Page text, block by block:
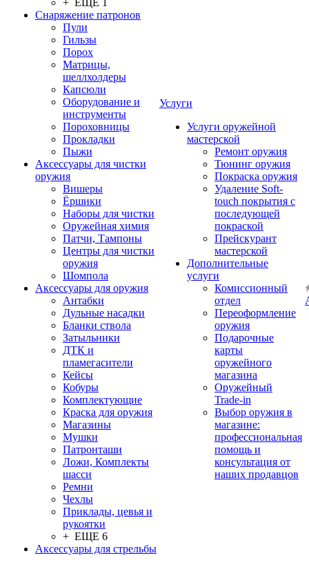
+ ЕЩЕ 1
Снаряжение патронов
Пули
Гильзы
Порох
Матрицы,
шеллхолдеры
Капсюли
Оборудование и
инструменты
Пороховницы
Прокладки
Пыжи
Аксессуары для чистки
оружия
Вишеры
Ёршики
Наборы для чистки
Оружейная химия
Патчи, Тампоны
Центры для чистки
оружия
Шомпола
Аксессуары для оружия
Антабки
Дульные насадки
Бланки ствола
Затыльники
ДТК и
пламегасители
Кейсы
Кобуры
Комплектующие
Краска для оружия
Магазины
Мушки
Патронташи
Ложи, Комплекты
шасси
Ремни
Чехлы
Приклады, цевья и
рукоятки
+ ЕЩЕ 6
Аксессуары для стрельбы
Услуги
Услуги оружейной
мастерской
Ремонт оружия
Тюнинг оружия
Покраска оружия
Удаление Soft-
touch покрытия с
последующей
покраской
Прейскурант
мастерской
Дополнительные
услуги
Комиссионный
отдел
Переоформление
оружия
Подарочные
карты
оружейного
магазина
Оружейный
Trade-in
Выбор оружия в
магазине:
профессиональная
помощь и
консультация от
наших продавцов